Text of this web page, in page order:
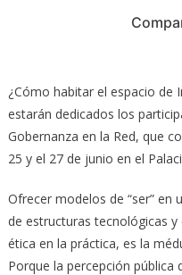
¿Cómo habitar el espacio de
estarán dedicados los
Gobernanza en la Red, que
25 y el 27 de junio en el
Ofrecer modelos de “ser” en
de estructuras tecnológicas
ética en la práctica, es la
Porque la percepción pública